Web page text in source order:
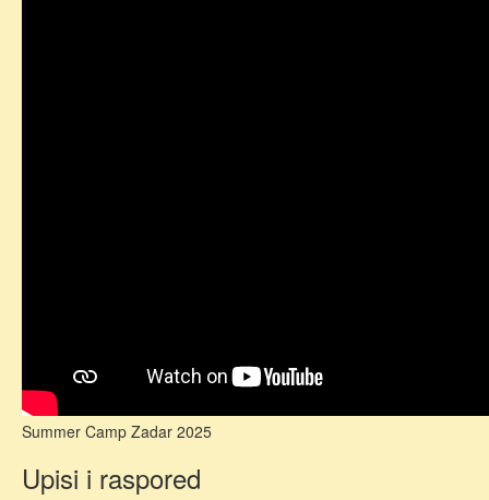
Summer Camp Zadar 2025
Upisi i raspored